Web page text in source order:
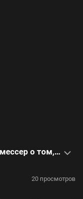
Видеоинтервью с Нютой Федермессер о том, почему важно оказывать помощь именно на дому
20 просмотров